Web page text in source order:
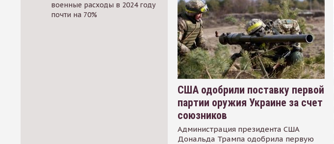
военные расходы в 2024 году
почти на 70%
США одобрили поставку первой
партии оружия Украине за счет
союзников
Администрация президента США
Дональда Трампа одобрила первую